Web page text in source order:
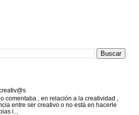
comentaba , en relación a la creatividad ,
entre ser creativo o no está en hacerle
i...